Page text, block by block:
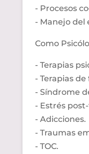
- Procesos
- Manejo del
Como
- Terapias
- Terapias
- Síndrome
- Estrés
- Adicciones.
- Traumas
- TOC.